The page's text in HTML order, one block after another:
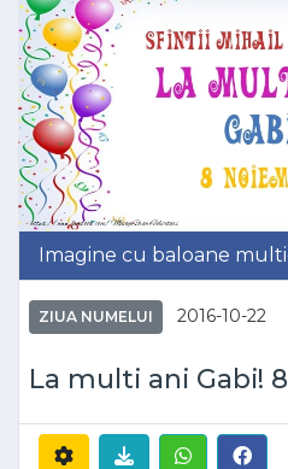
Imagine cu baloane
ZIUA NUMELUI 2016-10-22
La multi ani Gabi!